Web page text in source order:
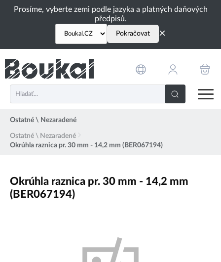
Prosíme, vyberte zemi podle jazyka a platných daňových
předpisů.
Pokračovat ×
Ostatné \ Nezaradené
Ostatné \ Nezaradené
Okrúhla raznica pr. 30 mm - 14,2 mm (BER067194)
Okrúhla raznica pr. 30 mm - 14,2 mm
(BER067194)